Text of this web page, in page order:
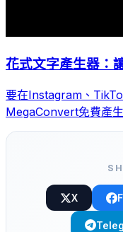
花式文字產生器：
要在Instagram、
MegaConvert免費產
即可。
X